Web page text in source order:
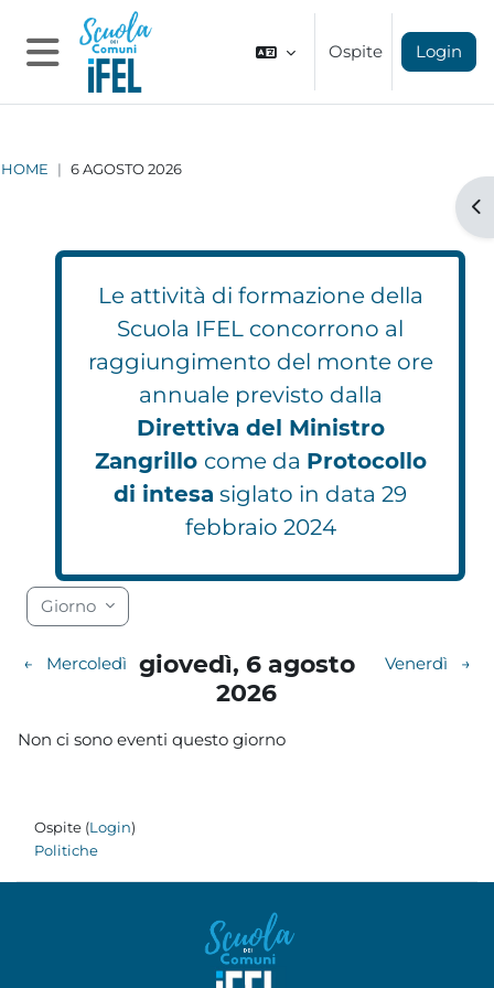
Vai al contenuto principale
Pannello laterale
Ospite Login
HOME 6 AGOSTO 2026
Le attività di formazione della
Scuola IFEL concorrono al
raggiungimento del monte ore
annuale previsto dalla
Direttiva del Ministro
Zangrillo come da Protocollo
di intesa siglato in data 29
febbraio 2024
Blocchi
Blocchi
Blocchi
Blocchi
Blocchi
Blocchi
Blocchi
Blocchi
Blocchi
Blocchi
Blocchi
Blocchi
Blocchi
Blocchi
Blocchi
Blocchi
Blocchi
Blocchi
Giorno
← Mercoledì
giovedì, 6 agosto
2026
Venerdì →
Non ci sono eventi questo giorno
Ospite (Login)
Politiche